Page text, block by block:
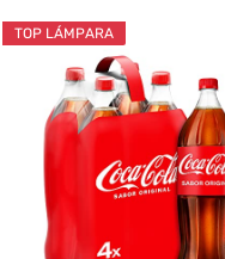
TOP LÁMPARA